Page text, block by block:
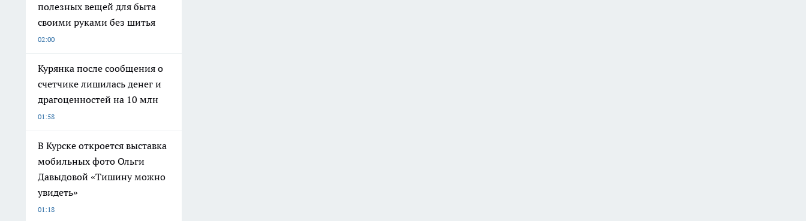
полезных вещей для быта
своими руками без шитья
02:00
Курянка после сообщения о
счетчике лишилась денег и
драгоценностей на 10 млн
01:58
В Курске откроется выставка
мобильных фото Ольги
Давыдовой «Тишину можно
увидеть»
01:18